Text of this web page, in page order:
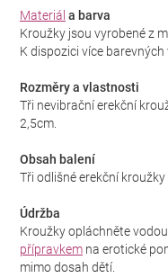
Materiál a barva
Kroužky jsou vyrobené z
K dispozici více barevných
Rozměry a vlastnosti
Tři nevibrační erekční
2,5cm.
Obsah balení
Tři odlišné erekční kroužky
Údržba
Kroužky opláchněte
přípravkem na erotické
mimo dosah dětí.